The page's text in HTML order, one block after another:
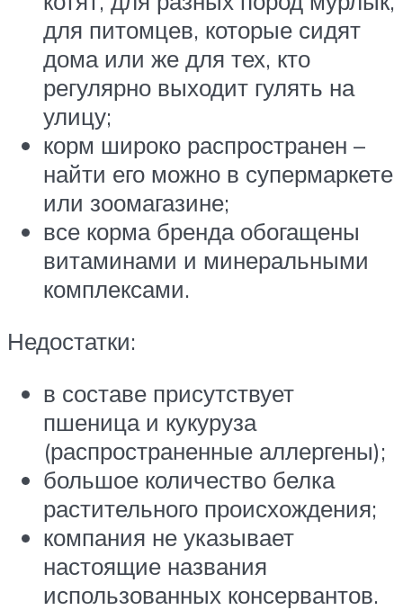
для питомцев, которые сидят
дома или же для тех, кто
регулярно выходит гулять на
улицу;
корм широко распространен –
найти его можно в супермаркете
или зоомагазине;
все корма бренда обогащены
витаминами и минеральными
комплексами.
Недостатки:
в составе присутствует
пшеница и кукуруза
(распространенные аллергены);
большое количество белка
растительного происхождения;
компания не указывает
настоящие названия
использованных консервантов.